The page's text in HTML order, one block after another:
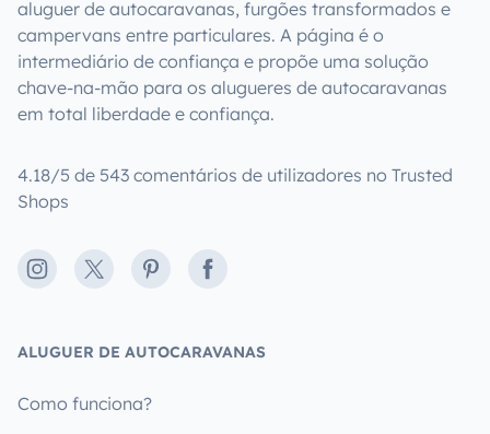
aluguer de autocaravanas, furgões transformados e
campervans entre particulares. A página é o
intermediário de confiança e propõe uma solução
chave-na-mão para os alugueres de autocaravanas
em total liberdade e confiança.
4.18/5 de 543 comentários de utilizadores no Trusted
Shops
Instagram
X PinterestFacebook
ALUGUER DE AUTOCARAVANAS
Como funciona?